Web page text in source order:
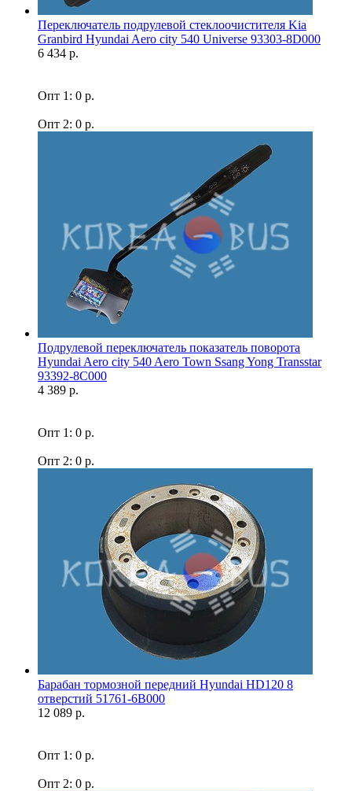
Переключатель подрулевой стеклоочистителя Kia
Granbird Hyundai Aero city 540 Universe 93303-8D000
6 434 р.
Опт 1: 0 р.
Опт 2: 0 р.
Подрулевой переключатель показатель поворота
Hyundai Aero city 540 Aero Town Ssang Yong Transstar
93392-8C000
4 389 р.
Опт 1: 0 р.
Опт 2: 0 р.
Барабан тормозной передний Hyundai HD120 8
отверстий 51761-6B000
12 089 р.
Опт 1: 0 р.
Опт 2: 0 р.